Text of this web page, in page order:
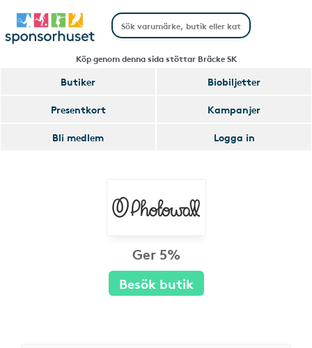
Köp genom denna sida stöttar Bräcke SK
Butiker
Biobiljetter
Presentkort
Kampanjer
Bli medlem
Logga in
Ger 5%
Besök butik